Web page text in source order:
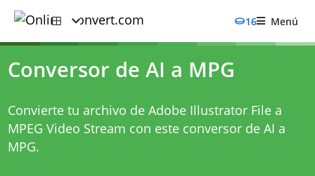
16 Menú
Conversor de AI a MPG
Convierte tu archivo de Adobe Illustrator File a
MPEG Video Stream con este conversor de AI a
MPG.